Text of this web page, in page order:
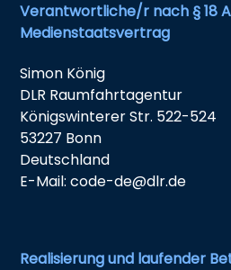
Verantwortliche/r nach § 18
Medienstaatsvertrag
Simon König
DLR Raumfahrtagentur
Königswinterer Str. 522-524
53227 Bonn
Deutschland
E-Mail: code-de@dlr.de
Realisierung und laufender